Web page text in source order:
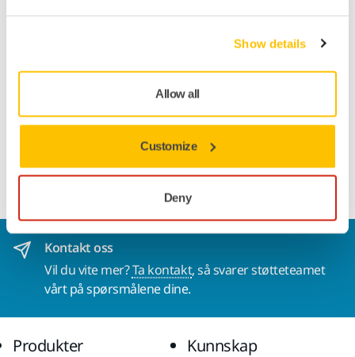
Show details
Allow all
Customize
Deny
sleeve.
Bluetooth-aktivert kontroll av støvsugeren.
Kontakt oss
Vil du vite mer?Ta kontakt, så svarer støtteteamet
vårt på spørsmålene dine.
Produkter Kunnskap